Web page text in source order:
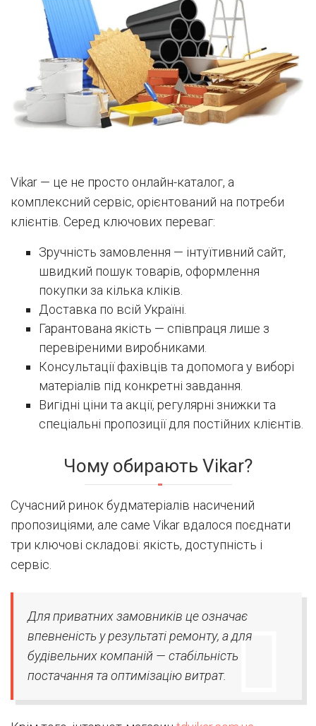
Vikar — це не просто онлайн-каталог, а
комплексний сервіс, орієнтований на потреби
клієнтів. Серед ключових переваг:
Зручність замовлення — інтуїтивний сайт,
швидкий пошук товарів, оформлення
покупки за кілька кліків.
Доставка по всій Україні.
Гарантована якість — співпраця лише з
перевіреними виробниками.
Консультації фахівців та допомога у виборі
матеріалів під конкретні завдання.
Вигідні ціни та акції, регулярні знижки та
спеціальні пропозиції для постійних клієнтів.
Чому обирають Vikar?
Сучасний ринок будматеріалів насичений
пропозиціями, але саме Vikar вдалося поєднати
три ключові складові: якість, доступність і
сервіс.
Для приватних замовників це означає
впевненість у результаті ремонту, а для
будівельних компаній — стабільність
постачання та оптимізацію витрат.